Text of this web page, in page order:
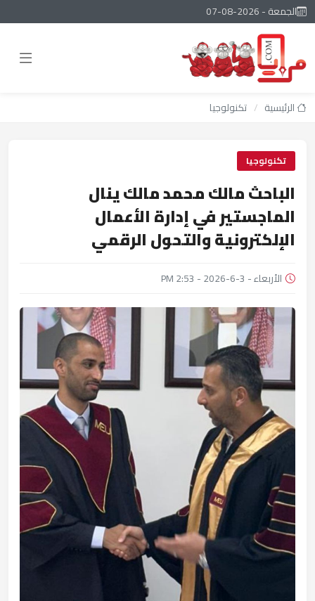
الجمعة - 2026-08-07
الرئيسية / تكنولوجيا
تكنولوجيا
الباحث مالك محمد مالك ينال
الماجستير في إدارة الأعمال
الإلكترونية والتحول الرقمي
الأربعاء - 3-6-2026 - 2:53 PM